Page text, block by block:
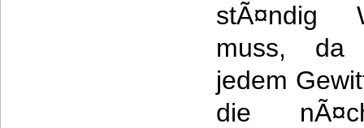
stÃ¤ndig
muss, da
jedem
die